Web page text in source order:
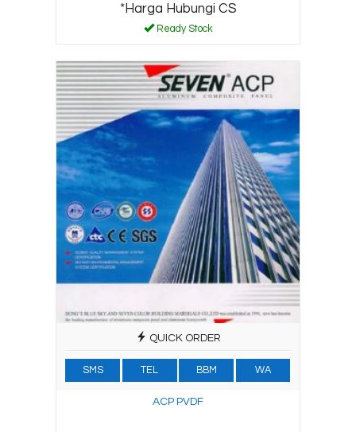
*Harga Hubungi CS
Ready Stock
QUICK ORDER
SMS TEL BBM WA
ACP PVDF